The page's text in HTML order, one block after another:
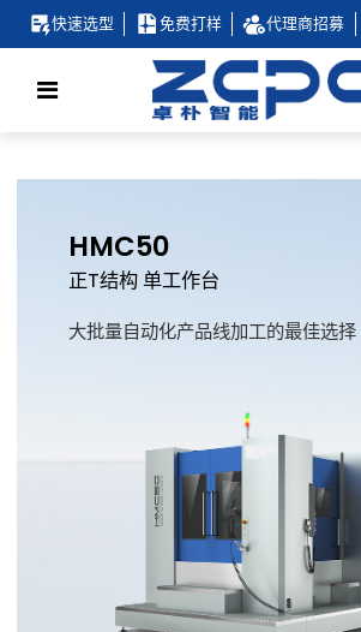
快速选型 免费打样 代理商招募
HMC50
正T结构 单工作台
大批量自动化产品线加工的最佳选择